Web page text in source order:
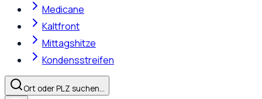
Medicane
Kaltfront
Mittagshitze
Kondensstreifen
Ort oder PLZ suchen…